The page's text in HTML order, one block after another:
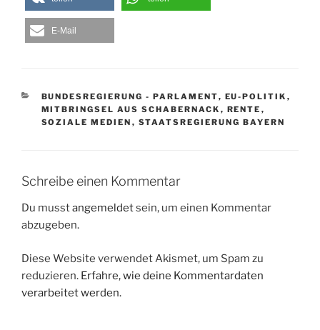
E-Mail
KATEGORIEN
BUNDESREGIERUNG - PARLAMENT, EU-POLITIK ,
MITBRINGSEL AUS SCHABERNACK , RENTE ,
SOZIALE MEDIEN , STAATSREGIERUNG BAYERN
Schreibe einen Kommentar
Du musstangemeldetsein, um einen Kommentar
abzugeben.
Diese Website verwendet Akismet, um Spam zu
reduzieren. Erfahre, wie deine Kommentardaten
verarbeitet werden.